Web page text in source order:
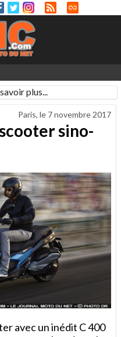
plus...
Paris, le 7 novembre 2017
sino-
avec un inédit C 400